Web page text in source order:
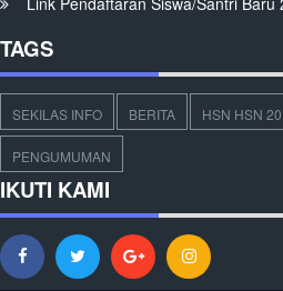
TAGS
SEKILAS INFO BERITA HSN HSN
PENGUMUMAN
IKUTI KAMI